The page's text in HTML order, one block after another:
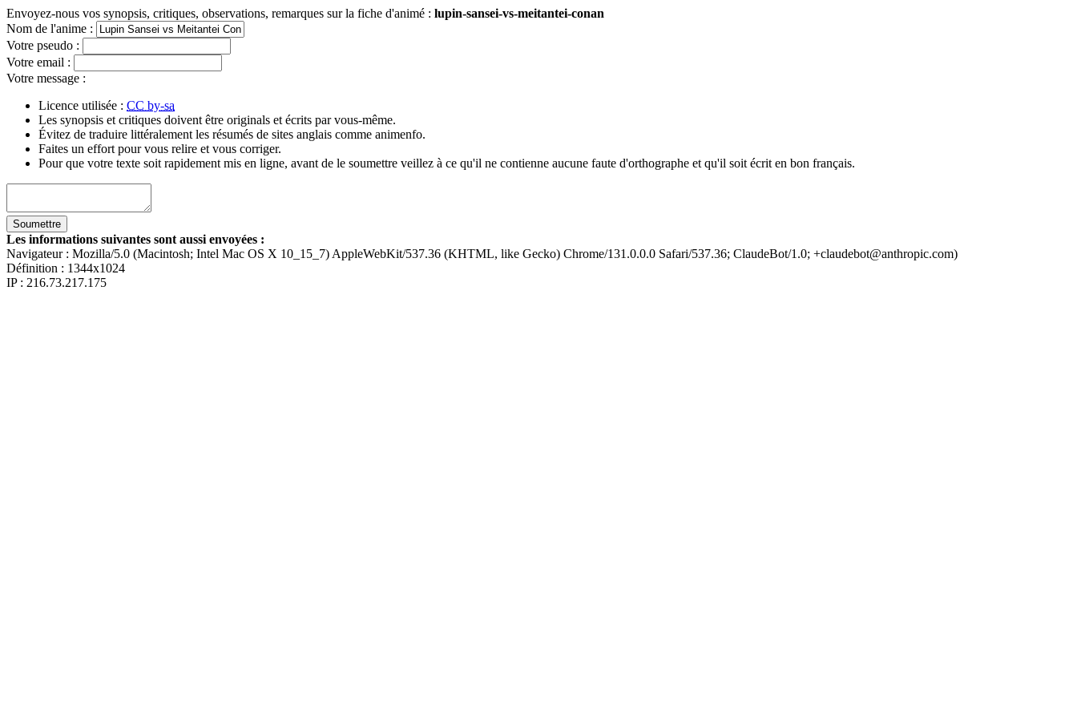
Envoyez-nous vos synopsis, critiques, observations, remarques sur la fiche d'animé : lupin-sansei-vs-meitantei-conan
Nom de l'anime :
Votre pseudo :
Votre email :
Votre message :
Licence utilisée : CC by-sa
Les synopsis et critiques doivent être originals et écrits par vous-même.
Évitez de traduire littéralement les résumés de sites anglais comme animenfo.
Faites un effort pour vous relire et vous corriger.
Pour que votre texte soit rapidement mis en ligne, avant de le soumettre veillez à ce qu'il ne contienne aucune faute d'orthographe et qu'il soit écrit en bon français.
Les informations suivantes sont aussi envoyées :
Navigateur : Mozilla/5.0 (Macintosh; Intel Mac OS X 10_15_7) AppleWebKit/537.36 (KHTML, like Gecko) Chrome/131.0.0.0 Safari/537.36; ClaudeBot/1.0; +claudebot@anthropic.com)
Définition : 1344x1024
IP : 216.73.217.175